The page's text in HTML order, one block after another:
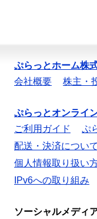
ぷらっとホーム株
会社概要
株主・
ぷらっとオンライ
ご利用ガイド
ぷ
配送・決済について
個人情報取り扱い
IPv6への取り組み
ソーシャルメディ